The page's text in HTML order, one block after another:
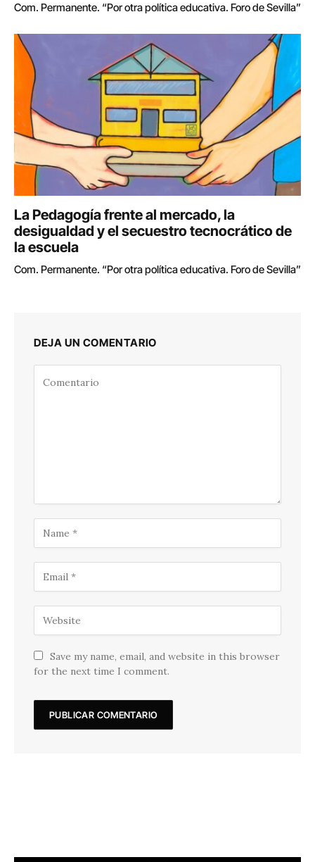
Com. Permanente. “Por otra política educativa. Foro de Sevilla”
La Pedagogía frente al mercado, la
desigualdad y el secuestro tecnocrático de
la escuela
Com. Permanente. “Por otra política educativa. Foro de Sevilla”
DEJA UN COMENTARIO
Save my name, email, and website in this browser
for the next time I comment.